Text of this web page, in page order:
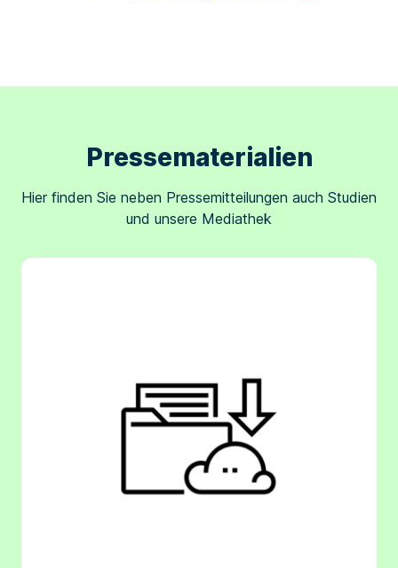
Pressematerialien
Hier finden Sie neben Pressemitteilungen auch Studien
und unsere Mediathek